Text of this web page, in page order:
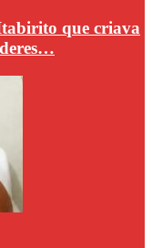
que criava